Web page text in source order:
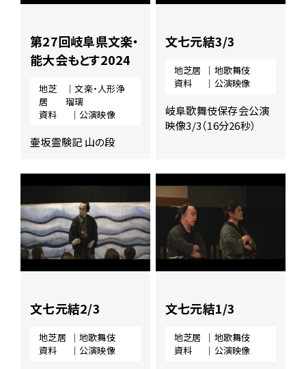
第27回岐阜県文楽・
能大会もとす2024
地芝
居
｜文楽・人形浄
瑠璃
資料
｜公演映像
壷坂霊験記 山の段
文七元結3/3
地芝居
｜地歌舞伎
資料
｜公演映像
岐阜歌舞伎保存会公演
映像3/3（16分26秒）
文七元結2/3
地芝居
｜地歌舞伎
資料
｜公演映像
文七元結1/3
地芝居
｜地歌舞伎
資料
｜公演映像